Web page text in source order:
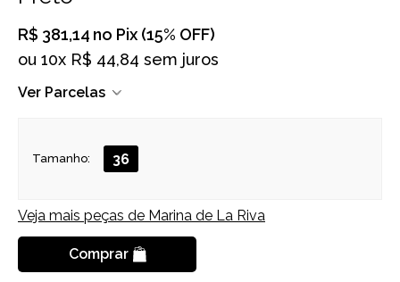
R$ 381,14 no Pix (15% OFF)
ou 10x R$ 44,84 sem juros
Ver Parcelas
Tamanho: 36
Veja mais peças de Marina de La Riva
Comprar